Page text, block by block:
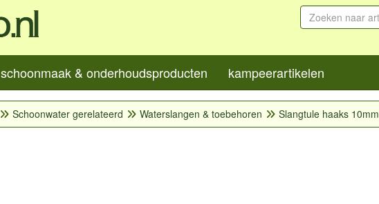
schoonmaak & onderhoudsproducten kampeerartikelen
Schoonwater gerelateerd Waterslangen & toebehoren Slangtule haaks 10mm